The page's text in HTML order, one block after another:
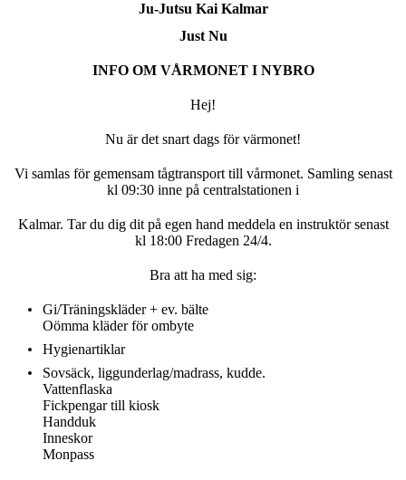
Ju-Jutsu Kai Kalmar
Just Nu
INFO OM VÅRMONET I NYBRO
Hej!
Nu är det snart dags för värmonet!
Vi samlas för gemensam tågtransport till vårmonet. Samling senast
kl 09:30 inne på centralstationen i
Kalmar. Tar du dig dit på egen hand meddela en instruktör senast
kl 18:00 Fredagen 24/4.
Bra att ha med sig:
Gi/Träningskläder + ev. bälte
Oömma kläder för ombyte
Hygienartiklar
Sovsäck, liggunderlag/madrass, kudde.
Vattenflaska
Fickpengar till kiosk
Handduk
Inneskor
Monpass